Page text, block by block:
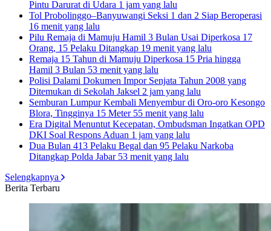
Pintu Darurat di Udara 1 jam yang lalu
Tol Probolinggo–Banyuwangi Seksi 1 dan 2 Siap Beroperasi
16 menit yang lalu
Pilu Remaja di Mamuju Hamil 3 Bulan Usai Diperkosa 17
Orang, 15 Pelaku Ditangkap 19 menit yang lalu
Remaja 15 Tahun di Mamuju Diperkosa 15 Pria hingga
Hamil 3 Bulan 53 menit yang lalu
Polisi Dalami Dokumen Impor Senjata Tahun 2008 yang
Ditemukan di Sekolah Jaksel 2 jam yang lalu
Semburan Lumpur Kembali Menyembur di Oro-oro Kesongo
Blora, Tingginya 15 Meter 55 menit yang lalu
Era Digital Menuntut Kecepatan, Ombudsman Ingatkan OPD
DKI Soal Respons Aduan 1 jam yang lalu
Dua Bulan 413 Pelaku Begal dan 95 Pelaku Narkoba
Ditangkap Polda Jabar 53 menit yang lalu
Selengkapnya
Berita Terbaru